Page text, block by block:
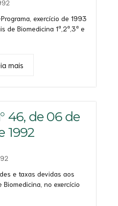
exercício de 1993
de Biomedicina 1ª,2ª,3ª e
mais
46, de 06 de
1992
e taxas devidas aos
no exercício